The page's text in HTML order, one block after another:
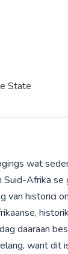
State
Suid-Afrika
van historici
daaraan
want dit